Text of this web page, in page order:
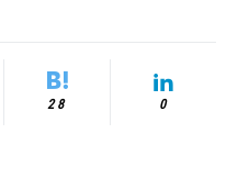
28 0